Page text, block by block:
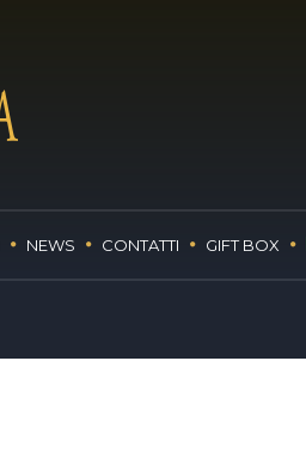
NEWS CONTATTI GIFT BOX